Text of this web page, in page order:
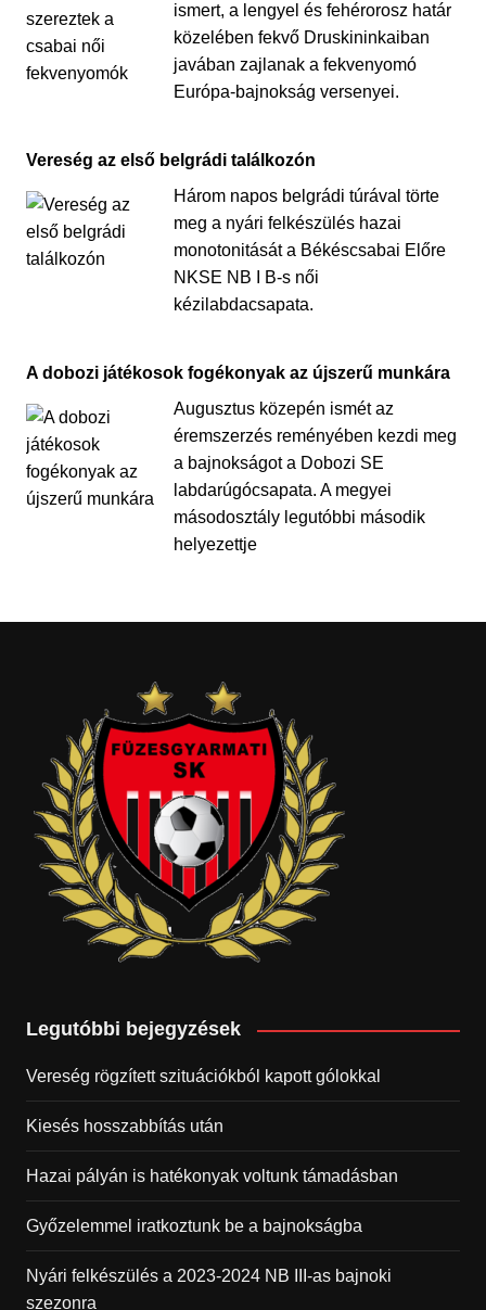
ismert, a lengyel és fehérorosz határ
közelében fekvő Druskininkaiban
javában zajlanak a fekvenyomó
Európa-bajnokság versenyei.
Vereség az első belgrádi találkozón
Három napos belgrádi túrával törte
meg a nyári felkészülés hazai
monotonitását a Békéscsabai Előre
NKSE NB I B-s női
kézilabdacsapata.
A dobozi játékosok fogékonyak az újszerű munkára
Augusztus közepén ismét az
éremszerzés reményében kezdi meg
a bajnokságot a Dobozi SE
labdarúgócsapata. A megyei
másodosztály legutóbbi második
helyezettje
Legutóbbi bejegyzések
Vereség rögzített szituációkból kapott gólokkal
Kiesés hosszabbítás után
Hazai pályán is hatékonyak voltunk támadásban
Győzelemmel iratkoztunk be a bajnokságba
Nyári felkészülés a 2023-2024 NB III-as bajnoki
szezonra